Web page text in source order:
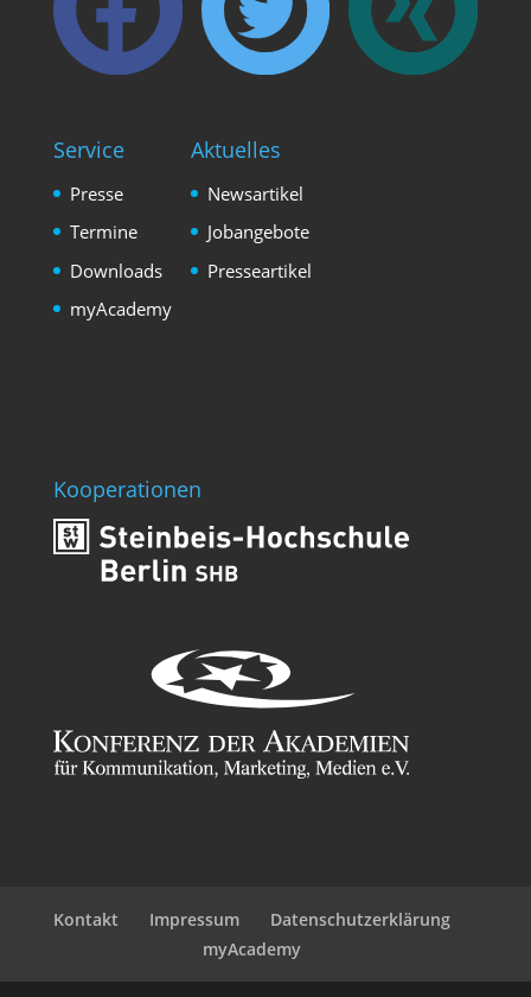
Service
Presse
Termine
Downloads
myAcademy
Aktuelles
Newsartikel
Jobangebote
Presseartikel
Kooperationen
Kontakt Impressum
Datenschutzerklärung
myAcademy